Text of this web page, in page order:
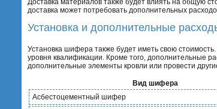
Доставка материалов также будет влиять на общую
доставка может потребовать дополнительных
Установка и дополнительные
Установка шифера также будет иметь свою
уровня квалификации. Кроме того, дополнительные
дополнительные элементы кровли или провести
Вид шифера
Асбестоцементный шифер